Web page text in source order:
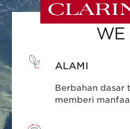
ALAMI
Berbahan dasar
memberi